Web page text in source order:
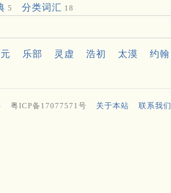
5 分类词汇 18
乐部 灵虚 浩初 太漠 约翰
粤ICP备17077571号 关于本站 联系我们